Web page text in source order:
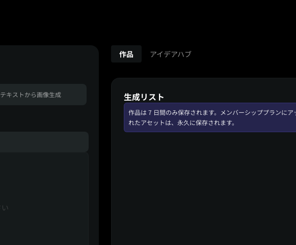
テキストから画像生成
作品 アイデアハブ
生成リスト
作品は 7 日間のみ保存されます。メンバーシッププランに
れたアセットは、永久に保存されます。